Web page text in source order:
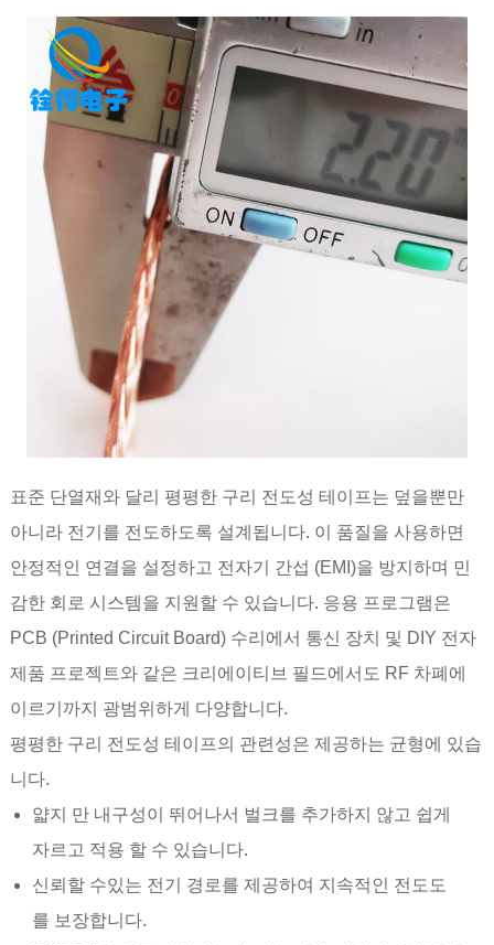
표준 단열재와 달리 평평한 구리 전도성 테이프는 덮을뿐만
아니라 전기를 전도하도록 설계됩니다. 이 품질을 사용하면
안정적인 연결을 설정하고 전자기 간섭 (EMI)을 방지하며 민
감한 회로 시스템을 지원할 수 있습니다. 응용 프로그램은
PCB (Printed Circuit Board) 수리에서 통신 장치 및 DIY 전자
제품 프로젝트와 같은 크리에이티브 필드에서도 RF 차폐에
이르기까지 광범위하게 다양합니다.
평평한 구리 전도성 테이프의 관련성은 제공하는 균형에 있습
니다.
얇지 만 내구성이 뛰어나서 벌크를 추가하지 않고 쉽게
자르고 적용 할 수 있습니다.
신뢰할 수있는 전기 경로를 제공하여 지속적인 전도도
를 보장합니다.